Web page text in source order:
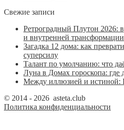
Свежие записи
Ретроградный Плутон 2026:
и внутренней трансформации
Загадка 12 дома: как
суперсилу
Талант по умолчанию: что
Луна в Домах гороскопа: где
Между иллюзией и истиной:
© 2014 - 2026 asteta.club
Политика конфиденциальности